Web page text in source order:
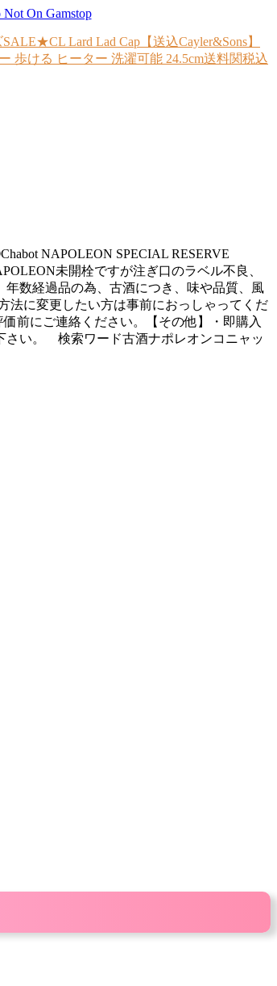
Not On Gamstop
SALE★CL Lard Lad Cap【送込Cayler&Sons】
歩ける ヒーター 洗濯可能 24.5cm送料関税込
NAPOLEON SPECIAL RESERVE
未開栓ですが注ぎ口のラベル不良、
数経過品の為、古酒につき、味や品質、風
法に変更したい方は事前におっしゃってくだ
前にご連絡ください。【その他】・即購入
さい。 検索ワード古酒ナポレオンコニャッ